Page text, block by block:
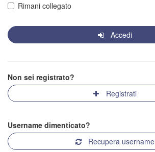
Rimani collegato
Accedi
Non sei registrato?
Registrati
Username dimenticato?
Recupera username